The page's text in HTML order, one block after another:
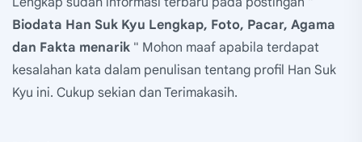
Biodata Han Suk Kyu Lengkap, Foto, Pacar, Agama
dan Fakta menarik " Mohon maaf apabila terdapat
kesalahan kata dalam penulisan tentang profil Han Suk
Kyu ini. Cukup sekian dan Terimakasih.